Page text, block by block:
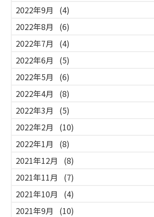
2022年9月
(4)
2022年8月
(6)
2022年7月
(4)
2022年6月
(5)
2022年5月
(6)
2022年4月
(8)
2022年3月
(5)
2022年2月
(10)
2022年1月
(8)
2021年12月
(8)
2021年11月
(7)
2021年10月
(4)
2021年9月
(10)